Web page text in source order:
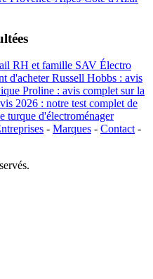
RH et famille SAV Électro
d'acheterRussell Hobbs : avis
Proline : avis complet sur la
2026 : notre test complet de
turque d'électroménager
- Marques - Contact -